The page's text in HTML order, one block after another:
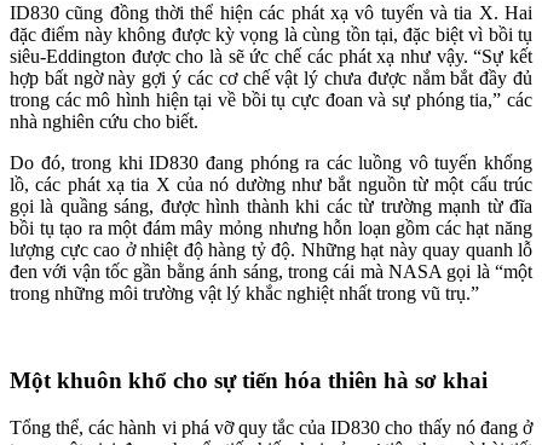
ID830 cũng đồng thời thể hiện các phát xạ vô tuyến và tia X. Hai
đặc điểm này không được kỳ vọng là cùng tồn tại, đặc biệt vì bồi tụ
siêu-Eddington được cho là sẽ ức chế các phát xạ như vậy. “Sự kết
hợp bất ngờ này gợi ý các cơ chế vật lý chưa được nắm bắt đầy đủ
trong các mô hình hiện tại về bồi tụ cực đoan và sự phóng tia,” các
nhà nghiên cứu cho biết.
Do đó, trong khi ID830 đang phóng ra các luồng vô tuyến khổng
lồ, các phát xạ tia X của nó dường như bắt nguồn từ một cấu trúc
gọi là quầng sáng, được hình thành khi các từ trường mạnh từ đĩa
bồi tụ tạo ra một đám mây mỏng nhưng hỗn loạn gồm các hạt năng
lượng cực cao ở nhiệt độ hàng tỷ độ. Những hạt này quay quanh lỗ
đen với vận tốc gần bằng ánh sáng, trong cái mà NASA gọi là “một
trong những môi trường vật lý khắc nghiệt nhất trong vũ trụ.”
Một khuôn khổ cho sự tiến hóa thiên hà sơ khai
Tổng thể, các hành vi phá vỡ quy tắc của ID830 cho thấy nó đang ở